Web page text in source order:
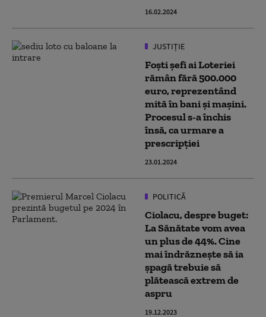
16.02.2024
JUSTIȚIE
Foşti şefi ai Loteriei
rămân fără 500.000
euro, reprezentând
mită în bani şi maşini.
Procesul s-a închis
însă, ca urmare a
prescripției
23.01.2024
POLITICĂ
Ciolacu, despre buget:
La Sănătate vom avea
un plus de 44%. Cine
mai îndrăznește să ia
șpagă trebuie să
plătească extrem de
aspru
19.12.2023